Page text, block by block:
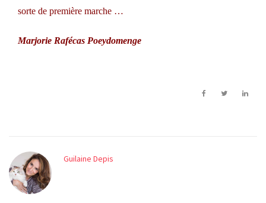
sorte de première marche …
Marjorie Rafécas Poeydomenge
Guilaine Depis